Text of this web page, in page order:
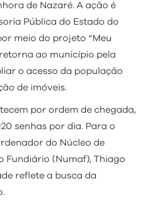
de Nazaré. A ação é
Pública do Estado do
meio do projeto “Meu
ao município pela
o acesso da população
de imóveis.
por ordem de chegada,
senhas por dia. Para o
do Núcleo de
Fundiário (Numaf), Thiago
reflete a busca da